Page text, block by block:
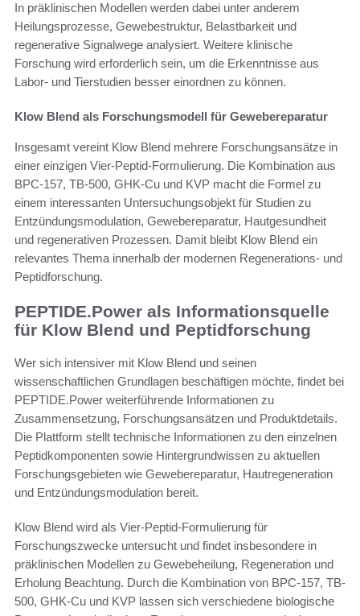
In präklinischen Modellen werden dabei unter anderem
Heilungsprozesse, Gewebestruktur, Belastbarkeit und
regenerative Signalwege analysiert. Weitere klinische
Forschung wird erforderlich sein, um die Erkenntnisse aus
Labor- und Tierstudien besser einordnen zu können.
Klow Blend als Forschungsmodell für Gewebereparatur
Insgesamt vereint Klow Blend mehrere Forschungsansätze in
einer einzigen Vier-Peptid-Formulierung. Die Kombination aus
BPC-157, TB-500, GHK-Cu und KVP macht die Formel zu
einem interessanten Untersuchungsobjekt für Studien zu
Entzündungsmodulation, Gewebereparatur, Hautgesundheit
und regenerativen Prozessen. Damit bleibt Klow Blend ein
relevantes Thema innerhalb der modernen Regenerations- und
Peptidforschung.
PEPTIDE.Power als Informationsquelle
für Klow Blend und Peptidforschung
Wer sich intensiver mit Klow Blend und seinen
wissenschaftlichen Grundlagen beschäftigen möchte, findet bei
PEPTIDE.Power weiterführende Informationen zu
Zusammensetzung, Forschungsansätzen und Produktdetails.
Die Plattform stellt technische Informationen zu den einzelnen
Peptidkomponenten sowie Hintergrundwissen zu aktuellen
Forschungsgebieten wie Gewebereparatur, Hautregeneration
und Entzündungsmodulation bereit.
Klow Blend wird als Vier-Peptid-Formulierung für
Forschungszwecke untersucht und findet insbesondere in
präklinischen Modellen zu Gewebeheilung, Regeneration und
Erholung Beachtung. Durch die Kombination von BPC-157, TB-
500, GHK-Cu und KVP lassen sich verschiedene biologische